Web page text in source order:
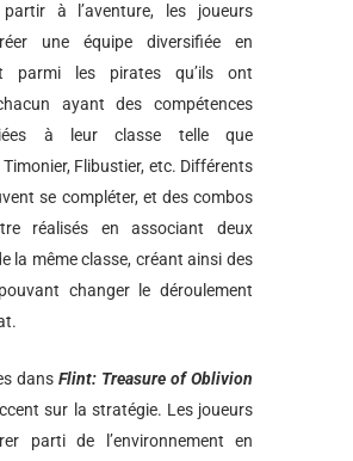
à l’aventure, les joueurs
une équipe diversifiée en
parmi les pirates qu’ils ont
ayant des compétences
à leur classe telle que
Flibustier, etc. Différents
se compléter, et des combos
réalisés en associant deux
la même classe, créant ainsi des
changer le déroulement
dans Flint: Treasure of Oblivion
sur la stratégie. Les joueurs
parti de l’environnement en